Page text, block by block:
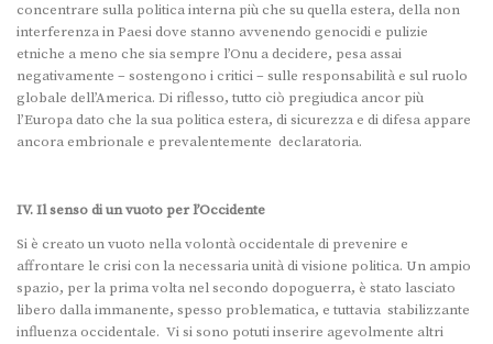
concentrare sulla politica interna più che su quella estera, della non
interferenza in Paesi dove stanno avvenendo genocidi e pulizie
etniche a meno che sia sempre l’Onu a decidere, pesa assai
negativamente – sostengono i critici – sulle responsabilità e sul ruolo
globale dell’America. Di riflesso, tutto ciò pregiudica ancor più
l’Europa dato che la sua politica estera, di sicurezza e di difesa appare
ancora embrionale e prevalentemente declaratoria.
IV. Il senso di un vuoto per l’Occidente
Si è creato un vuoto nella volontà occidentale di prevenire e
affrontare le crisi con la necessaria unità di visione politica. Un ampio
spazio, per la prima volta nel secondo dopoguerra, è stato lasciato
libero dalla immanente, spesso problematica, e tuttavia stabilizzante
influenza occidentale. Vi si sono potuti inserire agevolmente altri